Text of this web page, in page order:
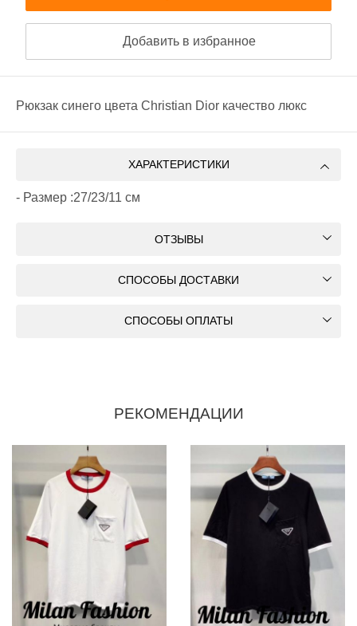
Добавить в избранное
Рюкзак синего цвета Christian Dior качество люкс
ХАРАКТЕРИСТИКИ
- Размер :27/23/11 см
ОТЗЫВЫ
СПОСОБЫ ДОСТАВКИ
СПОСОБЫ ОПЛАТЫ
РЕКОМЕНДАЦИИ